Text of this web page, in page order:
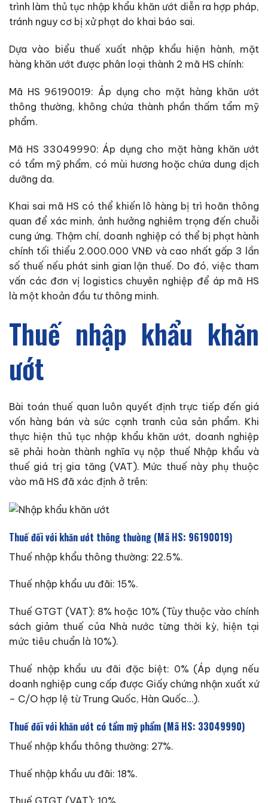
trình làm thủ tục nhập khẩu khăn ướt diễn ra hợp pháp,
tránh nguy cơ bị xử phạt do khai báo sai.
Dựa vào biểu thuế xuất nhập khẩu hiện hành, mặt
hàng khăn ướt được phân loại thành 2 mã HS chính:
Mã HS 96190019: Áp dụng cho mặt hàng khăn ướt
thông thường, không chứa thành phần thấm tẩm mỹ
phẩm.
Mã HS 33049990: Áp dụng cho mặt hàng khăn ướt
có tẩm mỹ phẩm, có mùi hương hoặc chứa dung dịch
dưỡng da.
Khai sai mã HS có thể khiến lô hàng bị trì hoãn thông
quan để xác minh, ảnh hưởng nghiêm trọng đến chuỗi
cung ứng. Thậm chí, doanh nghiệp có thể bị phạt hành
chính tối thiểu 2.000.000 VNĐ và cao nhất gấp 3 lần
số thuế nếu phát sinh gian lận thuế. Do đó, việc tham
vấn các đơn vị logistics chuyên nghiệp để áp mã HS
là một khoản đầu tư thông minh.
Thuế nhập khẩu khăn
ướt
Bài toán thuế quan luôn quyết định trực tiếp đến giá
vốn hàng bán và sức cạnh tranh của sản phẩm. Khi
thực hiện thủ tục nhập khẩu khăn ướt, doanh nghiệp
sẽ phải hoàn thành nghĩa vụ nộp thuế Nhập khẩu và
thuế giá trị gia tăng (VAT). Mức thuế này phụ thuộc
vào mã HS đã xác định ở trên:
Thuế đối với khăn ướt thông thường (Mã HS: 96190019)
Thuế nhập khẩu thông thường: 22.5%.
Thuế nhập khẩu ưu đãi: 15%.
Thuế GTGT (VAT): 8% hoặc 10% (Tùy thuộc vào chính
sách giảm thuế của Nhà nước từng thời kỳ, hiện tại
mức tiêu chuẩn là 10%).
Thuế nhập khẩu ưu đãi đặc biệt: 0% (Áp dụng nếu
doanh nghiệp cung cấp được Giấy chứng nhận xuất xứ
– C/O hợp lệ từ Trung Quốc, Hàn Quốc…).
Thuế đối với khăn ướt có tẩm mỹ phẩm (Mã HS: 33049990)
Thuế nhập khẩu thông thường: 27%.
Thuế nhập khẩu ưu đãi: 18%.